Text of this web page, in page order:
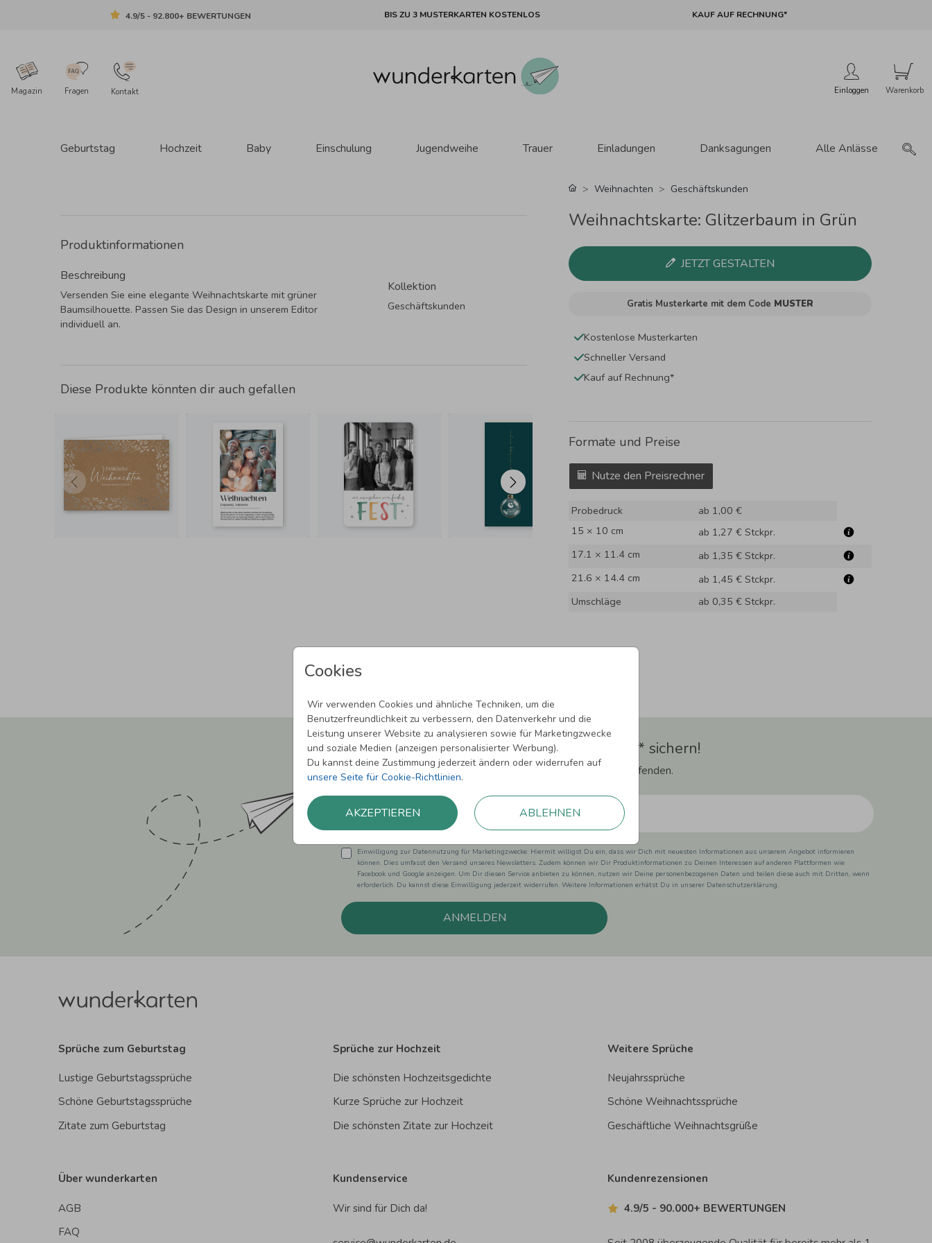
4.9/5 - 92.800+ BEWERTUNGEN BIS ZU 3 MUSTERKARTEN KOSTENLOS KAUF AUF RECHNUNG*
Magazin Fragen Kontakt Einloggen
Geburtstag Hochzeit Baby Einschulung Jugendweihe Trauer Einladungen Danksagungen Alle Anlässe
Cookies
Wir verwenden Cookies und ähnliche Techniken, um die
Benutzerfreundlichkeit zu verbessern, den Datenverkehr und die
Leistung unserer Website zu analysieren sowie für Marketingzwecke
und soziale Medien (anzeigen personalisierter Werbung).
Du kannst deine Zustimmung jederzeit ändern oder widerrufen auf
unsere Seite für Cookie-Richtlinien.
AKZEPTIEREN ABLEHNEN
Produktinformationen
Beschreibung
Versenden Sie eine elegante Weihnachtskarte mit grüner
Baumsilhouette. Passen Sie das Design in unserem Editor
individuell an.
Kollektion
Geschäftskunden
Diese Produkte könnten dir auch gefallen
Weihnachten Geschäftskunden
Weihnachtskarte: Glitzerbaum in Grün
JETZT GESTALTEN
Gratis Musterkarte mit dem Code MUSTER
Kostenlose Musterkarten
Schneller Versand
Kauf auf Rechnung*
Formate und Preise
Nutze den Preisrechner
Probedruck
ab 1,00 €
15 × 10 cm
ab 1,27 € Stckpr.
17.1 × 11.4 cm
ab 1,35 € Stckpr.
21.6 × 14.4 cm
ab 1,45 € Stckpr.
Umschläge
ab 0,35 € Stckpr.
Newsletter abonnieren und 5,00 € Rabatt** sichern!
Melde Dich zu unserem Newsletter an und bleibe auf dem Laufenden.
Einwilligung zur Datennutzung für Marketingzwecke: Hiermit willigst Du ein, dass wir Dich mit neuesten Informationen aus unserem Angebot informieren
können. Dies umfasst den Versand unseres Newsletters. Zudem können wir Dir Produktinformationen zu Deinen Interessen auf anderen Plattformen wie
Facebook und Google anzeigen. Um Dir diesen Service anbieten zu können, nutzen wir Deine personenbezogenen Daten und teilen diese auch mit Dritten, wenn
erforderlich. Du kannst diese Einwilligung jederzeit widerrufen. Weitere Informationen erhätst Du in unserer Datenschutzerklärung.
ANMELDEN
Sprüche zum Geburtstag
Lustige Geburtstagssprüche
Schöne Geburtstagssprüche
Zitate zum Geburtstag
Sprüche zur Hochzeit
Die schönsten Hochzeitsgedichte
Kurze Sprüche zur Hochzeit
Die schönsten Zitate zur Hochzeit
Weitere Sprüche
Neujahrssprüche
Schöne Weihnachtssprüche
Geschäftliche Weihnachtsgrüße
Über wunderkarten
AGB
FAQ
Kundenservice
Wir sind für Dich da!
Kundenrezensionen
4.9/5 - 90.000+ BEWERTUNGEN